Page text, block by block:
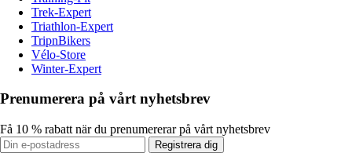
Trek-Expert
Triathlon-Expert
TripnBikers
Vélo-Store
Winter-Expert
Prenumerera på vårt nyhetsbrev
Få 10 % rabatt när du prenumererar på vårt nyhetsbrev
Registrera dig